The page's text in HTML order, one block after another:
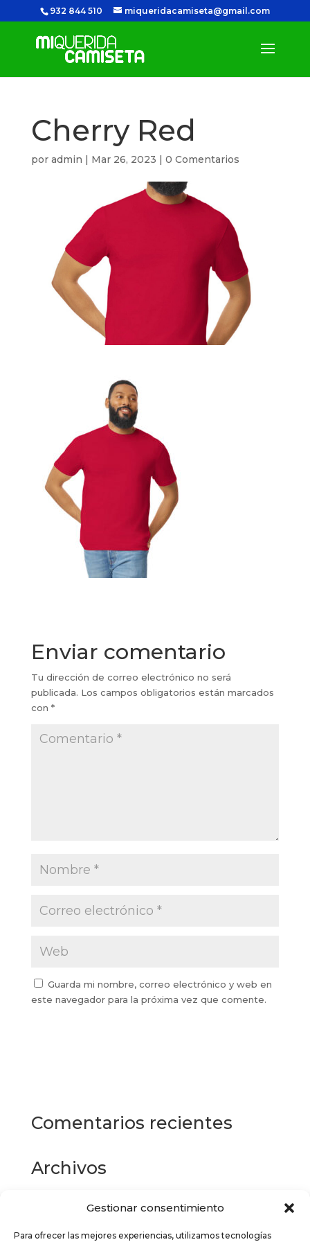
Gestionar consentimiento
Para ofrecer las mejores experiencias, utilizamos tecnologías
932 844 510 miqueridacamiseta@gmail.com
Cherry Red
por admin | Mar 26, 2023 | 0 Comentarios
Enviar comentario
Tu dirección de correo electrónico no será
publicada. Los campos obligatorios están marcados
con *
Guarda mi nombre, correo electrónico y web en
este navegador para la próxima vez que comente.
Comentarios recientes
Archivos
Categorías
No hay categorías